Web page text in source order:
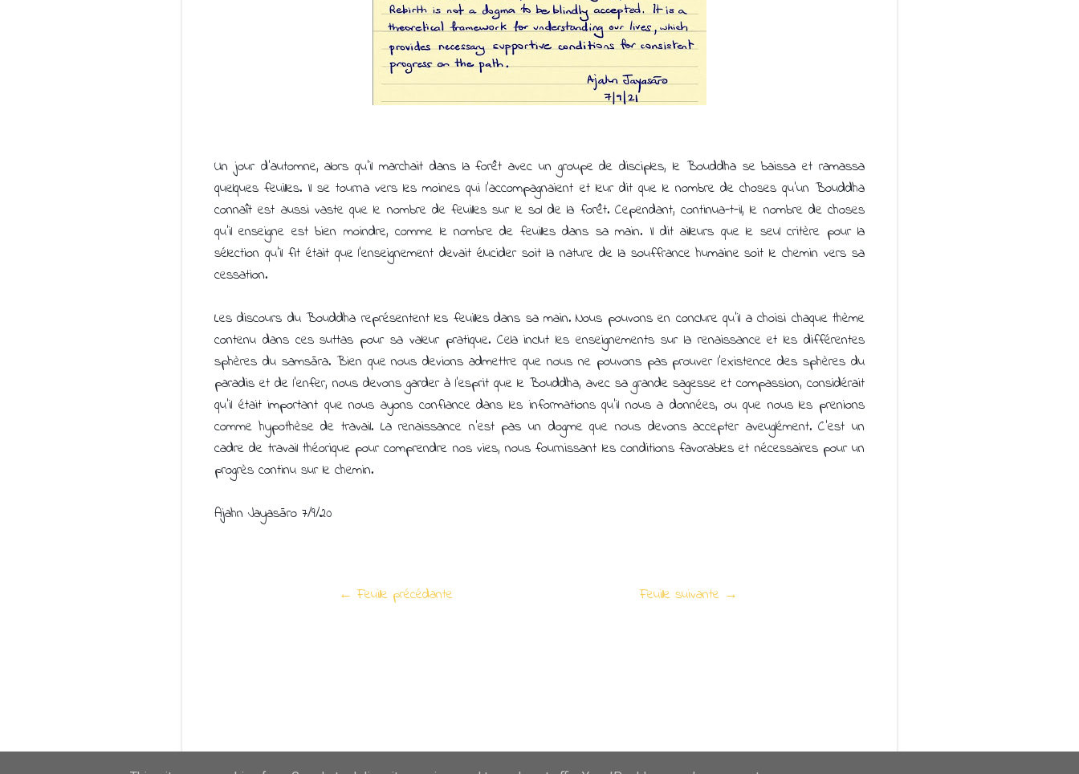
Un jour d'automne, alors qu’il marchait dans la forêt avec un groupe de disciples, le Bouddha se baissa et ramassa
quelques feuilles. Il se tourna vers les moines qui l’accompagnaient et leur dit que le nombre de choses qu'un Bouddha
connaît est aussi vaste que le nombre de feuilles sur le sol de la forêt. Cependant, continua-t-il, le nombre de choses
qu'il enseigne est bien moindre, comme le nombre de feuilles dans sa main. Il dit ailleurs que le seul critère pour la
sélection qu'il fit était que l'enseignement devait élucider soit la nature de la souffrance humaine soit le chemin vers sa
cessation.
Les discours du Bouddha représentent les feuilles dans sa main. Nous pouvons en conclure qu'il a choisi chaque thème
contenu dans ces suttas pour sa valeur pratique. Cela inclut les enseignements sur la renaissance et les différentes
sphères du samsāra. Bien que nous devions admettre que nous ne pouvons pas prouver l'existence des sphères du
paradis et de l'enfer, nous devons garder à l'esprit que le Bouddha, avec sa grande sagesse et compassion, considérait
qu'il était important que nous ayons confiance dans les informations qu'il nous a données, ou que nous les prenions
comme hypothèse de travail. La renaissance n'est pas un dogme que nous devons accepter aveuglément. C'est un
cadre de travail théorique pour comprendre nos vies, nous fournissant les conditions favorables et nécessaires pour un
progrès continu sur le chemin.
Ajahn Jayasāro 7/9/20
Feuille suivante →
← Feuille précédante